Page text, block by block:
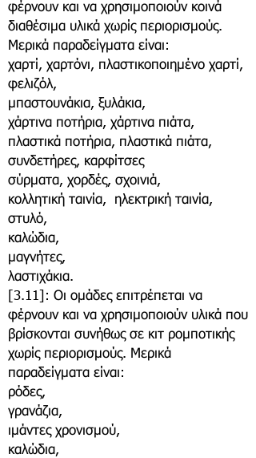
φέρνουν και να χρησιμοποιούν κοινά
διαθέσιμα υλικά χωρίς περιορισμούς.
Μερικά παραδείγματα είναι:
χαρτί, χαρτόνι, πλαστικοποιημένο χαρτί,
φελιζόλ,
μπαστουνάκια, ξυλάκια,
χάρτινα ποτήρια, χάρτινα πιάτα,
πλαστικά ποτήρια, πλαστικά πιάτα,
συνδετήρες, καρφίτσες
σύρματα, χορδές, σχοινιά,
κολλητική ταινία, ηλεκτρική ταινία,
στυλό,
καλώδια,
μαγνήτες,
λαστιχάκια.
​[3.11]: Οι ομάδες επιτρέπεται να
φέρνουν και να χρησιμοποιούν υλικά που
βρίσκονται συνήθως σε κιτ ρομποτικής
χωρίς περιορισμούς. Μερικά
παραδείγματα είναι:
ρόδες,
γρανάζια,
ιμάντες χρονισμού,
καλώδια,